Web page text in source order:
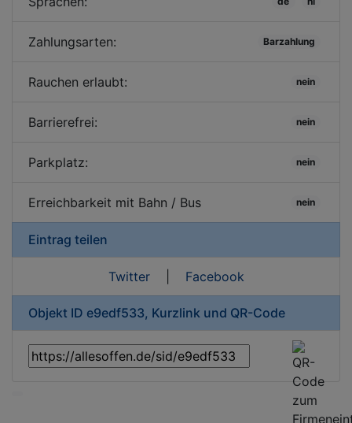
Zahlungsarten: Barzahlung
Rauchen erlaubt: nein
Barrierefrei: nein
Parkplatz: nein
Erreichbarkeit mit Bahn / Bus nein
Eintrag teilen
Twitter| Facebook
Objekt ID e9edf533, Kurzlink und QR-Code